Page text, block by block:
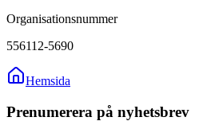
Organisationsnummer
556112-5690
Hemsida
Prenumerera på nyhetsbrev